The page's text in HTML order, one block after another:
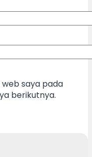
web saya pada
berikutnya.